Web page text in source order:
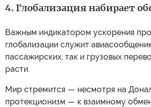
4. Глобализация набирает
Важным индикатором ускорения
глобализации служит
пассажирских, так и грузовых
расти.
Мир стремится — несмотря на
протекционизм — к взаимному